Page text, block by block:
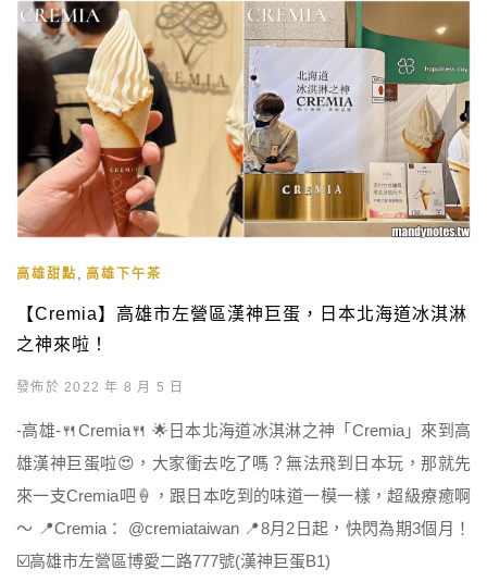
高雄甜點 , 高雄下午茶
【Cremia】高雄市左營區漢神巨蛋，日本北海道冰淇淋
之神來啦！
發佈於 2022 年 8 月 5 日
-高雄-🍴Cremia🍴 🌟日本北海道冰淇淋之神「Cremia」來到高
雄漢神巨蛋啦😍，大家衝去吃了嗎？無法飛到日本玩，那就先
來一支Cremia吧🍦，跟日本吃到的味道一模一樣，超級療癒啊
～ 📍Cremia： @cremiataiwan 📍8月2日起，快閃為期3個月！
☑️高雄市左營區博愛二路777號(漢神巨蛋B1)